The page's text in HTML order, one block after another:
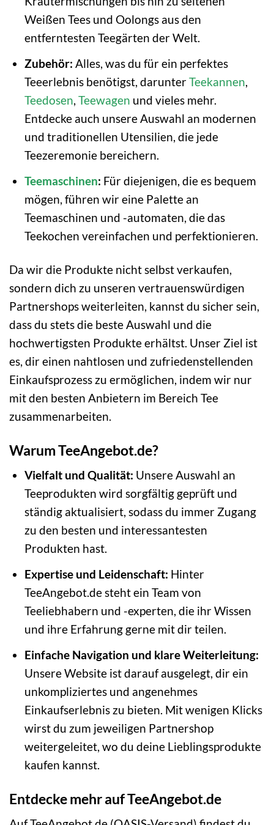
Weißen Tees und Oolongs aus den
entferntesten Teegärten der Welt.
Zubehör: Alles, was du für ein perfektes
Teeerlebnis benötigst, darunterTeekannen,
Teedosen,Teewagen und vieles mehr.
Entdecke auch unsere Auswahl an modernen
und traditionellen Utensilien, die jede
Teezeremonie bereichern.
Teemaschinen: Für diejenigen, die es bequem
mögen, führen wir eine Palette an
Teemaschinen und -automaten, die das
Teekochen vereinfachen und perfektionieren.
Da wir die Produkte nicht selbst verkaufen,
sondern dich zu unseren vertrauenswürdigen
Partnershops weiterleiten, kannst du sicher sein,
dass du stets die beste Auswahl und die
hochwertigsten Produkte erhältst. Unser Ziel ist
es, dir einen nahtlosen und zufriedenstellenden
Einkaufsprozess zu ermöglichen, indem wir nur
mit den besten Anbietern im Bereich Tee
zusammenarbeiten.
Warum TeeAngebot.de?
Vielfalt und Qualität: Unsere Auswahl an
Teeprodukten wird sorgfältig geprüft und
ständig aktualisiert, sodass du immer Zugang
zu den besten und interessantesten
Produkten hast.
Expertise und Leidenschaft: Hinter
TeeAngebot.de steht ein Team von
Teeliebhabern und -experten, die ihr Wissen
und ihre Erfahrung gerne mit dir teilen.
Einfache Navigation und klare Weiterleitung:
Unsere Website ist darauf ausgelegt, dir ein
unkompliziertes und angenehmes
Einkaufserlebnis zu bieten. Mit wenigen Klicks
wirst du zum jeweiligen Partnershop
weitergeleitet, wo du deine Lieblingsprodukte
kaufen kannst.
Entdecke mehr auf TeeAngebot.de